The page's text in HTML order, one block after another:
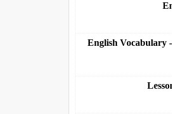
English Vocabulary